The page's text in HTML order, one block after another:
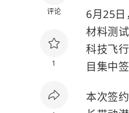
评论
1
6月25日
材料测
科技飞
目集中
本次签